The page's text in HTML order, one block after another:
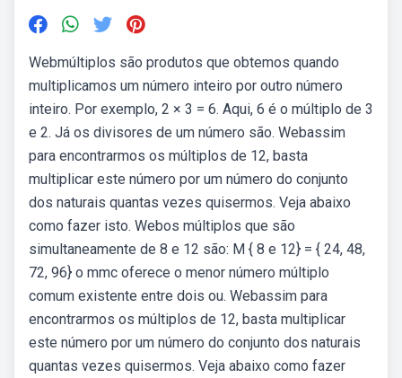
Webmúltiplos são produtos que obtemos quando
multiplicamos um número inteiro por outro número
inteiro. Por exemplo, 2 × 3 = 6. Aqui, 6 é o múltiplo de 3
e 2. Já os divisores de um número são. Webassim
para encontrarmos os múltiplos de 12, basta
multiplicar este número por um número do conjunto
dos naturais quantas vezes quisermos. Veja abaixo
como fazer isto. Webos múltiplos que são
simultaneamente de 8 e 12 são: M { 8 e 12} = { 24, 48,
72, 96} o mmc oferece o menor número múltiplo
comum existente entre dois ou. Webassim para
encontrarmos os múltiplos de 12, basta multiplicar
este número por um número do conjunto dos naturais
quantas vezes quisermos. Veja abaixo como fazer